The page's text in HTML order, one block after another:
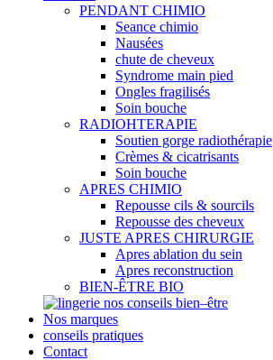
PENDANT CHIMIO
Seance chimio
Nausées
chute de cheveux
Syndrome main pied
Ongles fragilisés
Soin bouche
RADIOHTERAPIE
Soutien gorge radiothérapie
Crèmes & cicatrisants
Soin bouche
APRES CHIMIO
Repousse cils & sourcils
Repousse des cheveux
JUSTE APRES CHIRURGIE
Apres ablation du sein
Apres reconstruction
BIEN-ÊTRE BIO
nos conseils bien–être
Nos marques
conseils pratiques
Contact